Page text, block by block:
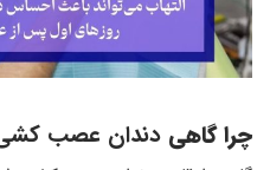
چرا گاهی دندان عصب کشی